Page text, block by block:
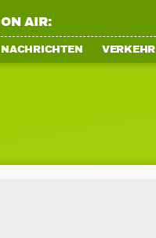
ON AIR:
NACHRICHTEN VERKEHR